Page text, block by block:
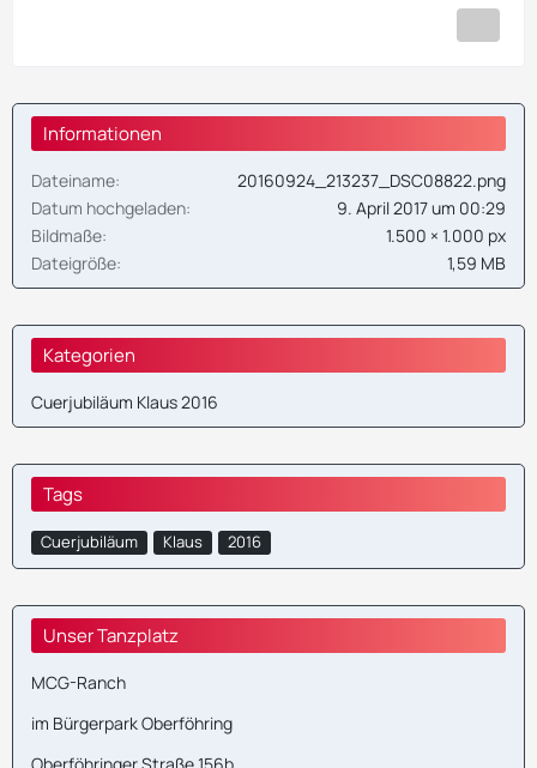
Informationen
Dateiname
20160924_213237_DSC08822.png
Datum hochgeladen
9. April 2017 um 00:29
Bildmaße
1.500 × 1.000 px
Dateigröße
1,59 MB
Kategorien
Cuerjubiläum Klaus 2016
Tags
Cuerjubiläum Klaus 2016
Unser Tanzplatz
MCG-Ranch
im Bürgerpark Oberföhring